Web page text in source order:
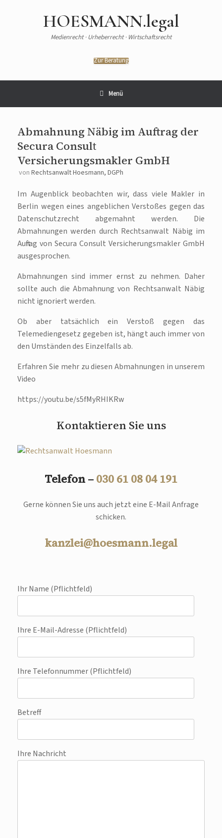
HOESMANN.legal
Medienrecht · Urheberrecht · Wirtschaftsrecht
Zur Beratung
Menü
Abmahnung Näbig im Auftrag der
Secura Consult
Versicherungsmakler GmbH
von Rechtsanwalt Hoesmann, DGPh
Im Augenblick beobachten wir, dass viele Makler in
Berlin wegen eines angeblichen Verstoßes gegen das
Datenschutzrecht abgemahnt werden. Die
Abmahnungen werden durch Rechtsanwalt Näbig im
Auftrag von Secura Consult Versicherungsmakler GmbH
ausgesprochen.
Abmahnungen sind immer ernst zu nehmen. Daher
sollte auch die Abmahnung von Rechtsanwalt Näbig
nicht ignoriert werden.
Ob aber tatsächlich ein Verstoß gegen das
Telemediengesetz gegeben ist, hängt auch immer von
den Umständen des Einzelfalls ab.
Erfahren Sie mehr zu diesen Abmahnungen in unserem
Video
https://youtu.be/s5fMyRHIKRw
Kontaktieren Sie uns
Telefon – 030 61 08 04 191
Gerne können Sie uns auch jetzt eine E-Mail Anfrage
schicken.
kanzlei@hoesmann.legal
Ihr Name (Pflichtfeld)
Ihre E-Mail-Adresse (Pflichtfeld)
Ihre Telefonnummer (Pflichtfeld)
Betreff
Ihre Nachricht